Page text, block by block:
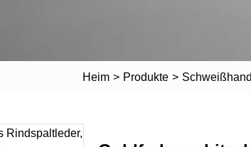
Heim > Produkte >